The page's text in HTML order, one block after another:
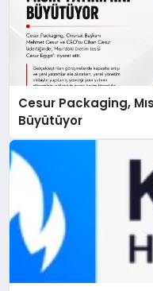
Cesur Packaging,
Büyütüyor